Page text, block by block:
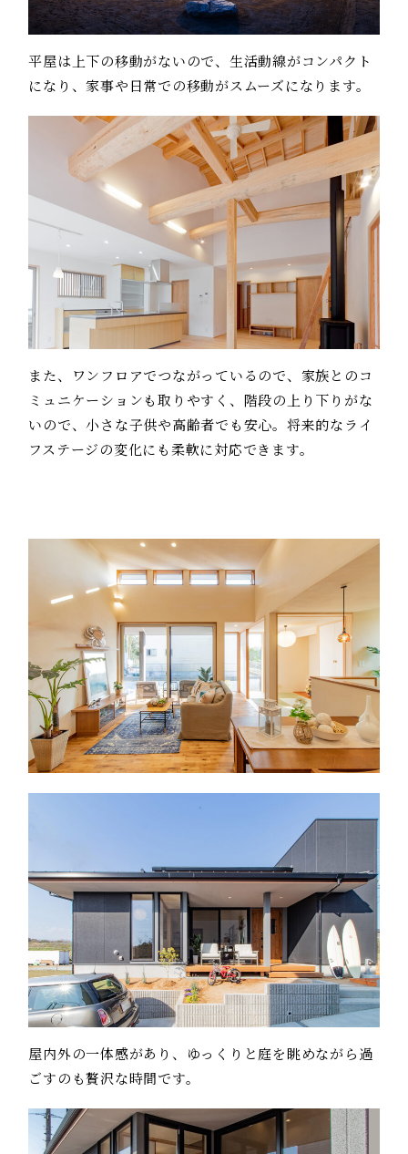
平屋は上下の移動がないので、生活動線がコンパクト
になり、家事や日常での移動がスムーズになります。
また、ワンフロアでつながっているので、家族とのコ
ミュニケーションも取りやすく、階段の上り下りがな
いので、小さな子供や高齢者でも安心。将来的なライ
フステージの変化にも柔軟に対応できます。
屋内外の一体感があり、ゆっくりと庭を眺めながら過
ごすのも贅沢な時間です。